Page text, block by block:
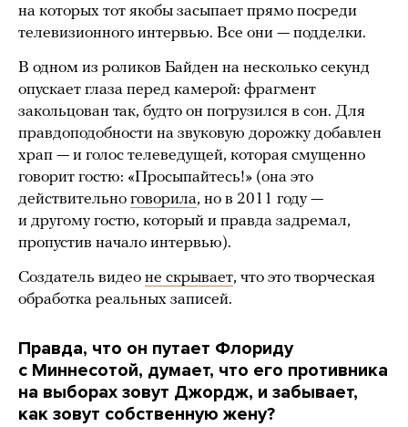
на которых тот якобы засыпает прямо посреди
телевизионного интервью. Все они — подделки.
В одном из роликов Байден на несколько секунд
опускает глаза перед камерой: фрагмент
закольцован так, будто он погрузился в сон. Для
правдоподобности на звуковую дорожку добавлен
храп — и голос телеведущей, которая смущенно
говорит гостю: «Просыпайтесь!» (она это
действительно говорила, но в 2011 году —
и другому гостю, который и правда задремал,
пропустив начало интервью).
Создатель видео не скрывает, что это творческая
обработка реальных записей.
Правда, что он путает Флориду
с Миннесотой, думает, что его противника
на выборах зовут Джордж, и забывает,
как зовут собственную жену?